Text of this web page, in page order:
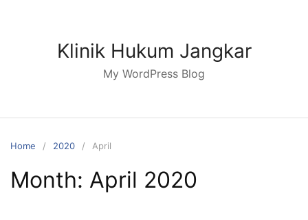
Klinik Hukum Jangkar
My WordPress Blog
Home 2020 April
Month: April 2020